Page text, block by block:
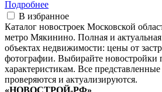
Подробнее
В избранное
Каталог новостроек Московской
метро Мякинино. Полная и
объектах недвижимости: цены от
фотографии. Выбирайте
характеристикам. Все
проверяются и актуализируются.
«НОВОСТРОЙ-РФ»